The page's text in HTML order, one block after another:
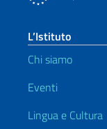
L’Istituto
Chi siamo
Eventi
Lingua e Cultura